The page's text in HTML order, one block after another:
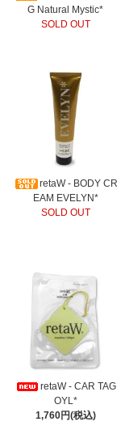
G Natural Mystic*
SOLD OUT
retaW - BODY CR
EAM EVELYN*
SOLD OUT
retaW - CAR TAG
OYL*
1,760円(税込)